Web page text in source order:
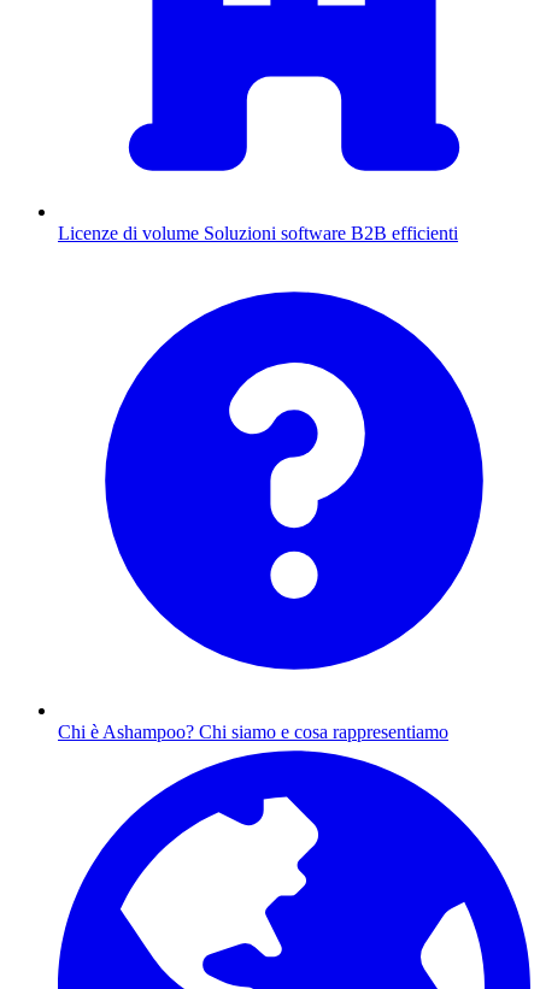
Licenze di volume Soluzioni software B2B efficienti
Chi è Ashampoo? Chi siamo e cosa rappresentiamo